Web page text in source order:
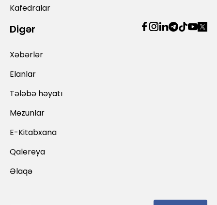
Kafedralar
Digər
Xəbərlər
Elanlar
Tələbə həyatı
Məzunlar
E-Kitabxana
Qalereya
Əlaqə